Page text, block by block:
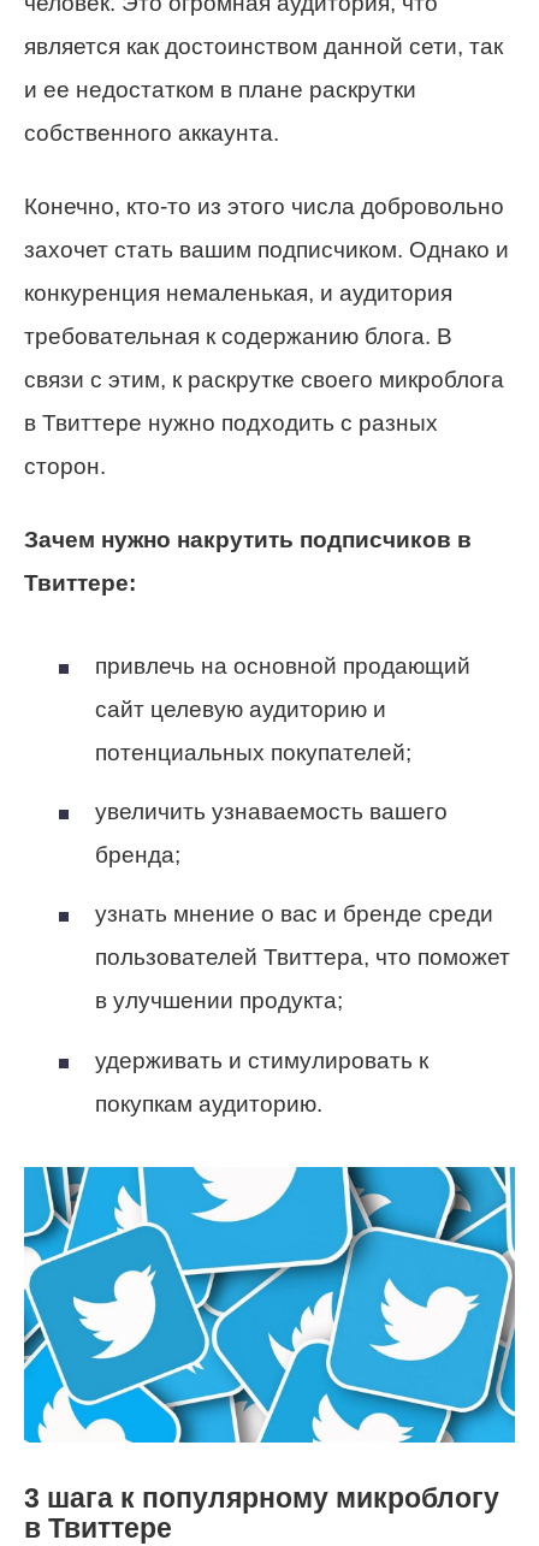
является как достоинством данной сети, так
и ее недостатком в плане раскрутки
собственного аккаунта.
Конечно, кто-то из этого числа добровольно
захочет стать вашим подписчиком. Однако и
конкуренция немаленькая, и аудитория
требовательная к содержанию блога. В
связи с этим, к раскрутке своего микроблога
в Твиттере нужно подходить с разных
сторон.
Зачем нужно накрутить подписчиков в
Твиттере:
привлечь на основной продающий
сайт целевую аудиторию и
потенциальных покупателей;
увеличить узнаваемость вашего
бренда;
узнать мнение о вас и бренде среди
пользователей Твиттера, что поможет
в улучшении продукта;
удерживать и стимулировать к
покупкам аудиторию.
3 шага к популярному микроблогу
в Твиттере